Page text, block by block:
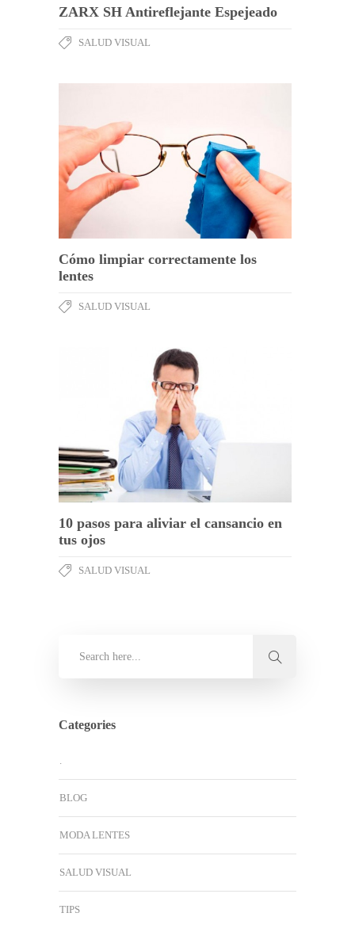
ZARX SH Antireflejante Espejeado
SALUD VISUAL
Cómo limpiar correctamente los
lentes
SALUD VISUAL
10 pasos para aliviar el cansancio en
tus ojos
SALUD VISUAL
Categories
.
BLOG
MODA LENTES
SALUD VISUAL
TIPS